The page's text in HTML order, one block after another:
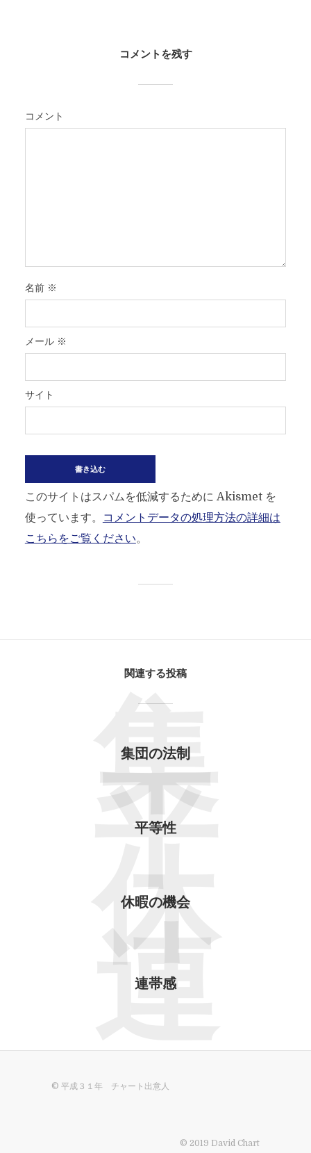
コメントを残す
コメント
名前 ※
メール ※
サイト
このサイトはスパムを低減するために Akismet を
使っています。
コメントデータの処理方法の詳細は
こちらをご覧ください。
関連する投稿
集団の法制
集
平等性
平
休暇の機会
休
連帯感
連
© 平成３１年 チャート出意人
© 2019 David Chart